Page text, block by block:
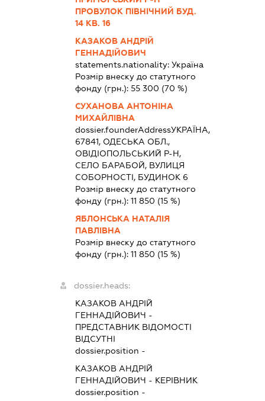
ПРОВУЛОК ПІВНІЧНИЙ БУД.
14 КВ. 16
КАЗАКОВ АНДРІЙ
ГЕННАДІЙОВИЧ
statements.nationality:Україна
Розмір внеску до статутного
фонду (грн.):55 300 (70 %)
СУХАНОВА АНТОНІНА
МИХАЙЛІВНА
dossier.founderAddressУКРАЇНА,
67841, ОДЕСЬКА ОБЛ.,
ОВІДІОПОЛЬСЬКИЙ Р-Н,
СЕЛО БАРАБОЙ, ВУЛИЦЯ
СОБОРНОСТІ, БУДИНОК 6
Розмір внеску до статутного
фонду (грн.):11 850 (15 %)
ЯБЛОНСЬКА НАТАЛІЯ
ПАВЛІВНА
Розмір внеску до статутного
фонду (грн.):11 850 (15 %)
dossier.heads:
КАЗАКОВ АНДРІЙ
ГЕННАДІЙОВИЧ -
ПРЕДСТАВНИК ВІДОМОСТІ
ВІДСУТНІ
dossier.position -
КАЗАКОВ АНДРІЙ
ГЕННАДІЙОВИЧ - КЕРІВНИК
dossier.position -